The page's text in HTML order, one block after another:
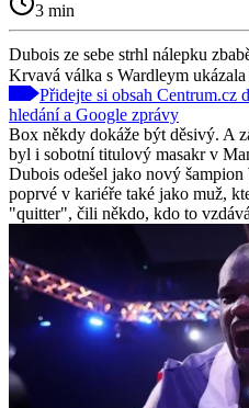
3 min
Dubois ze sebe strhl nálepku
Krvavá válka s Wardleym
Přidejte si obsah Centrum.cz
hledání a Google zprávy
Box někdy dokáže být děsivý. A
byl i sobotní titulový masakr v
Dubois odešel jako nový
poprvé v kariéře také jako muž,
"quitter", čili někdo, kdo to